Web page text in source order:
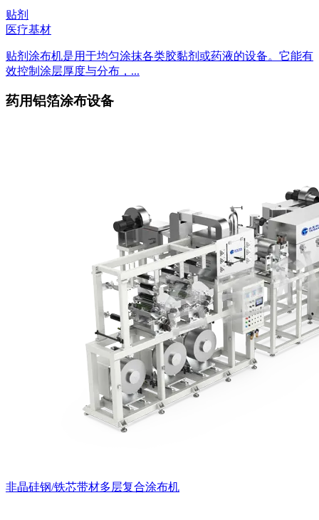
贴剂
医疗基材
贴剂涂布机是用于均匀涂抹各类胶黏剂或药液的设备。它能有
效控制涂层厚度与分布，...
药用铝箔涂布设备
非晶硅钢/铁芯带材多层复合涂布机